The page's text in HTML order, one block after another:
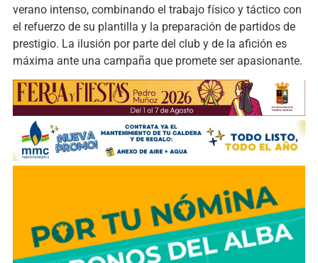
verano intenso, combinando el trabajo físico y táctico con
el refuerzo de su plantilla y la preparación de partidos de
prestigio. La ilusión por parte del club y de la afición es
máxima ante una campaña que promete ser apasionante.